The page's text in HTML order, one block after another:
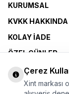
KURUMSAL
KVKK
KOLAY İADE
ÖZEL GÜNLER
XINT CLUB
BAYI OLMAK
Çerez
Xint markası